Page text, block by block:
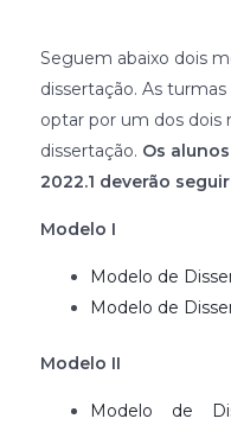
Seguem abaixo dois
dissertação. As
optar por um dos dois
dissertação. Os
2022.1 deverão
Modelo I
Modelo de
Modelo de
Modelo II
Modelo de